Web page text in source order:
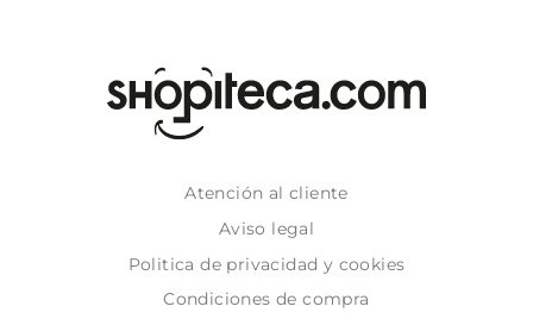
Atención al cliente
Aviso legal
Politica de privacidad y cookies
Condiciones de compra